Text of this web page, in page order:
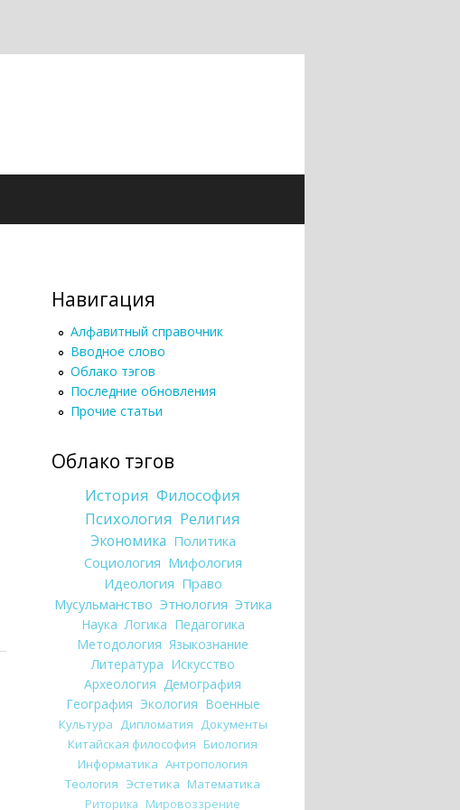
Навигация
Алфавитный справочник
Вводное слово
Облако тэгов
Последние обновления
Прочие статьи
Облако тэгов
История Философия
Психология Религия
Экономика Политика
Социология Мифология
Идеология Право
Мусульманство Этнология Этика
Наука Логика Педагогика
Методология Языкознание
Литература Искусство
Археология Демография
География Экология Военные
Культура Дипломатия Документы
Китайская философия Биология
Информатика Антропология
Теология Эстетика Математика
Риторика Мировоззрение